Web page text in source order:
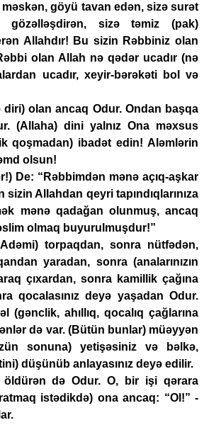
göyü tavan edən, sizə surət
gözəlləşdirən, sizə təmiz (pak)
Allahdır! Bu sizin Rəbbiniz olan
olan Allah nə qədər ucadır (nə
ucadır, xeyir-bərəkəti bol və
olan ancaq Odur. Ondan başqa
(Allaha) dini yalnız Ona məxsus
qoşmadan) ibadət edin! Aləmlərin
olsun!
De: “Rəbbimdən mənə açıq-aşkar
Allahdan qeyri tapındıqlarınıza
mənə qadağan olunmuş, ancaq
olmaq buyurulmuşdur!”
torpaqdan, sonra nütfədən,
yaradan, sonra (analarınızın
çıxardan, sonra kamillik çağına
qocalasınız deyə yaşadan Odur.
(gənclik, ahıllıq, qocalıq çağlarına
də var. (Bütün bunlar) müəyyən
sonuna) yetişəsiniz və bəlkə,
düşünüb anlayasınız deyə edilir.
də Odur. O, bir işi qərara
istədikdə) ona ancaq: “Ol!” -